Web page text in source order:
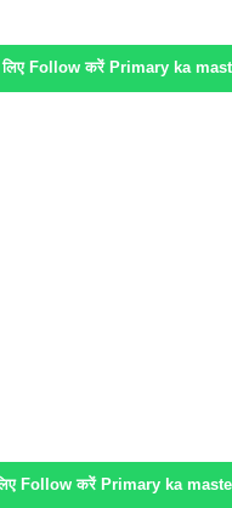
लिए Follow करें Primary ka
Follow करें Primary ka